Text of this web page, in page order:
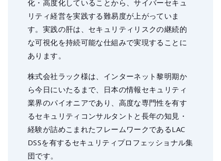
化・高度化していることから、サイバーセキュ
リティ経営を実践する難易度が上がっていま
す。実践の肝は、セキュリティリスクの継続的
な可視化を持続可能な仕組みで実現することに
あります。
株式会社ラック様は、インターネット黎明期か
ら今日にいたるまで、日本の情報セキュリティ
業界のパイオニアであり、高度な専門性を有す
るセキュリティコンサルタントと長年の知見・
経験が詰めこまれたフレームワークであるLAC
DSSを有するセキュリティプロフェッショナル集
団です。